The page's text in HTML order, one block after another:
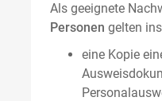
Als geeignete
Personen gelten
eine Kopie